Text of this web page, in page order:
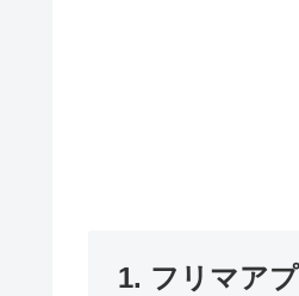
1. フリマア